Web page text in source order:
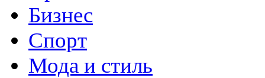
Бизнес
Спорт
Мода и стиль